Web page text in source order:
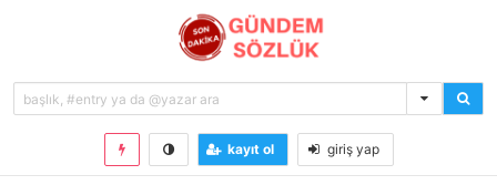
kayıt ol giriş yap